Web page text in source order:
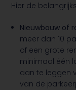
Hier de
Nieuwbouw of
meer dan 10
of een grote
minimaal één
aan te leggen
van de